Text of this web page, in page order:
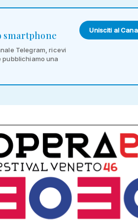
smartphone
Telegram, ricevi
una
Unisciti al